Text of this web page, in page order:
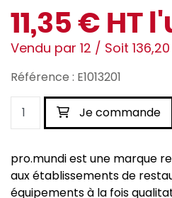
11,35 € HT
Vendu par 12 / Soit
Référence : E1013201
Je commande
pro.mundi est une marque
aux établissements de
équipements à la fois